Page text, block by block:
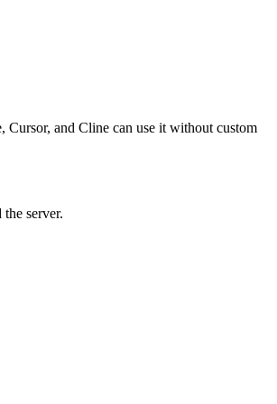
Cursor, and Cline can use it without custom
server.